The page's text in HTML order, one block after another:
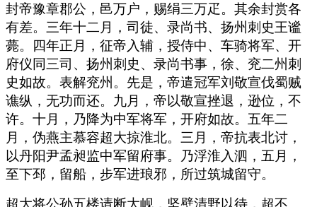
封帝豫章郡公，邑万户，赐绢三万疋。其余封赏各
有差。三年十二月，司徒、录尚书、扬州刺史王谧
薨。四年正月，征帝入辅，授侍中、车骑将军、开
府仪同三司、扬州刺史、录尚书事，徐、兖二州刺
史如故。表解兖州。先是，帝遣冠军刘敬宣伐蜀贼
谯纵，无功而还。九月，帝以敬宣挫退，逊位，不
许。十月，乃降为中军将军，开府如故。五年二
月，伪燕主慕容超大掠淮北。三月，帝抗表北讨，
以丹阳尹孟昶监中军留府事。乃浮淮入泗，五月，
至下邳，留船，步军进琅邪，所过筑城留守。
超大将公孙五楼请断大岘，坚壁清野以待，超不